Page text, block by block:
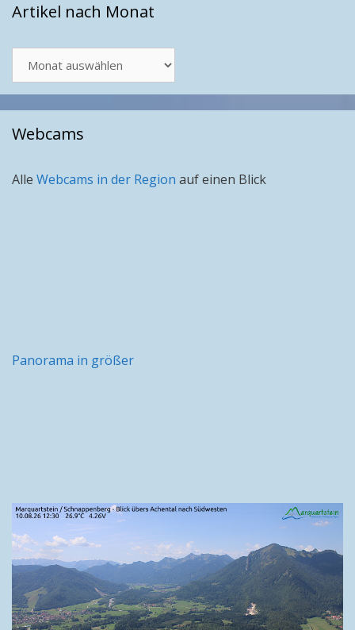
Artikel nach Monat
nach
Monat
Webcams
Alle Webcams in der Region auf einen Blick
Panorama in größer